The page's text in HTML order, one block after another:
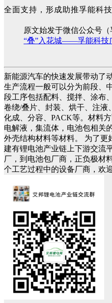
全面支持，形成助推孚能科
原文始发于微信公众号（
“叠”入花城——孚能科技
新能源汽车的快速发展带动了
生产流程一般可以分为前段、
段工序包括配料、搅拌、涂布
卷绕/叠片、封装、烘干、注液
化成、分容、PACK等。材料
电解液，集流体，电池包相关
外壳结构材料等材料。 为了更
建有锂电池产业链上下游交流
厂，到电池包厂商，正负极材
个工艺过程中的设备厂商，欢